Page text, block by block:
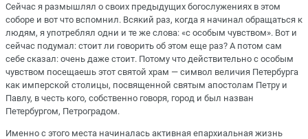
Сейчас я размышлял о своих предыдущих богослужениях в этом
соборе и вот что вспомнил. Всякий раз, когда я начинал обращаться к
людям, я употреблял одни и те же слова: «с особым чувством». Вот и
сейчас подумал: стоит ли говорить об этом еще раз? А потом сам
себе сказал: очень даже стоит. Потому что действительно с особым
чувством посещаешь этот святой храм — символ величия Петербурга
как имперской столицы, посвященной святым апостолам Петру и
Павлу, в честь кого, собственно говоря, город и был назван
Петербургом, Петроградом.
Именно с этого места начиналась активная епархиальная жизнь